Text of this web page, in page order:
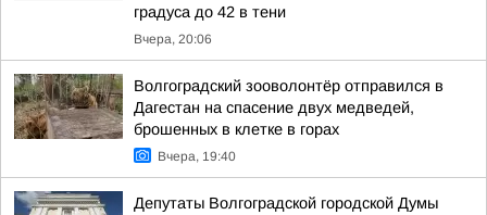
градуса до 42 в тени
Вчера, 20:06
Волгоградский зооволонтёр отправился в
Дагестан на спасение двух медведей,
брошенных в клетке в горах
Вчера, 19:40
Депутаты Волгоградской городской Думы